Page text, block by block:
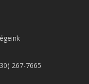
267-7665